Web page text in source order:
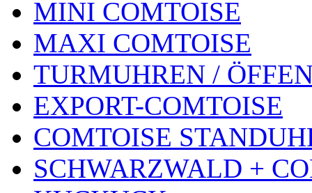
MINI COMTOISE
MAXI COMTOISE
TURMUHREN /
EXPORT-COMTOISE
COMTOISE
SCHWARZWALD +